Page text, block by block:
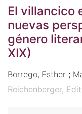
El villancico
nuevas
género
XIX)
Borrego, Esther ;
Reichenberger,